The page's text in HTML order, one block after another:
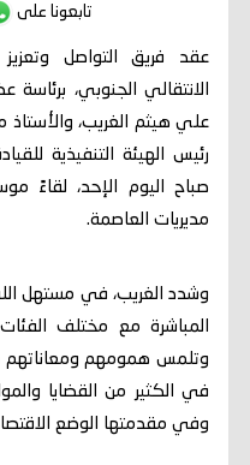
تابعونا على
عقد فريق التواصل
الانتقالي الجنوبي،
علي هيثم الغريب،
رئيس الهيئة التنفيذية
صباح اليوم الإحد، لقاءً
مديريات العاصمة.
وشدد الغريب، في مستهل
المباشرة مع مختلف
وتلمس همومهم ومعاناتهم
في الكثير من القضايا
وفي مقدمتها الوضع